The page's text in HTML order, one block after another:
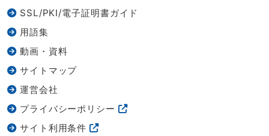
SSL/PKI/電子証明書ガイド
用語集
動画・資料
サイトマップ
運営会社
プライバシーポリシー
サイト利用条件